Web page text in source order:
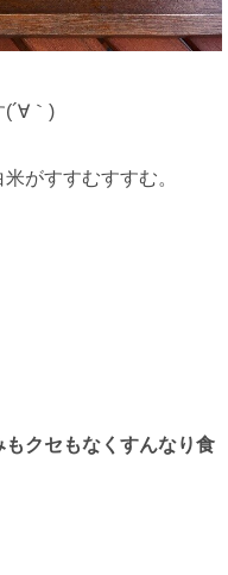
｀)
米がすすむすすむ。
クセもなくすんなり食